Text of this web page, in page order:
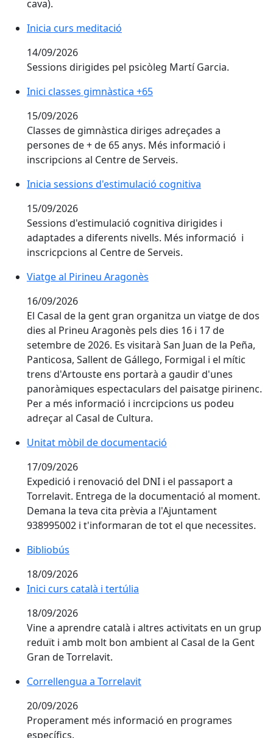
cava).
Inicia curs meditació
14/09/2026
Sessions dirigides pel psicòleg Martí Garcia.
Inici classes gimnàstica +65
15/09/2026
Classes de gimnàstica diriges adreçades a
persones de + de 65 anys. Més informació i
inscripcions al Centre de Serveis.
Inicia sessions d'estimulació cognitiva
15/09/2026
Sessions d'estimulació cognitiva dirigides i
adaptades a diferents nivells. Més informació i
inscricpcions al Centre de Serveis.
Viatge al Pirineu Aragonès
Viatge al Pirineu Aragonès
16/09/2026
El Casal de la gent gran organitza un viatge de dos
dies al Prineu Aragonès pels dies 16 i 17 de
setembre de 2026. Es visitarà San Juan de la Peña,
Panticosa, Sallent de Gállego, Formigal i el mític
trens d'Artouste ens portarà a gaudir d'unes
panoràmiques espectaculars del paisatge pirinenc.
Per a més informació i incrcipcions us podeu
adreçar al Casal de Cultura.
Unitat mòbil de documentació
Unitat mòbil de documentació
17/09/2026
Expedició i renovació del DNI i el passaport a
Torrelavit. Entrega de la documentació al moment.
Demana la teva cita prèvia a l'Ajuntament
938995002 i t'informaran de tot el que necessites.
Bibliobús
18/09/2026
Inici curs català i tertúlia
18/09/2026
Vine a aprendre català i altres activitats en un grup
reduït i amb molt bon ambient al Casal de la Gent
Gran de Torrelavit.
Correllengua a Torrelavit
20/09/2026
Properament més informació en programes
específics.